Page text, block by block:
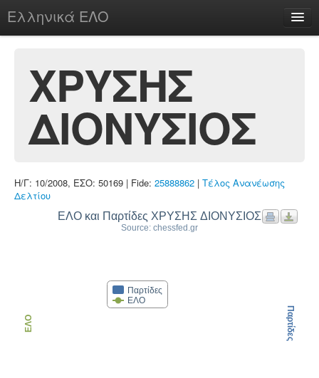
Ελληνικά ΕΛΟ
chesstu.be @ discord
Login
ΧΡΥΣΗΣ
ΔΙΟΝΥΣΙΟΣ
Η/Γ: 10/2008, ΕΣΟ: 50169 | Fide: 25888862 | Τέλος Ανανέωσης
Δελτίου
ΕΛΟ και Παρτίδες ΧΡΥΣΗΣ ΔΙΟΝΥΣΙΟΣ
Source: chessfed.gr
Παρτίδες
ΕΛΟ
ΕΛΟ Παρτίδες